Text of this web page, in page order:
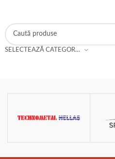
SELECTEAZĂ CATEGORIA